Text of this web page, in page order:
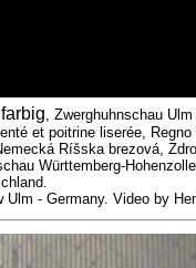
, Zwerghuhnschau Ulm
et poitrine liserée,
Ríšska brezová,
Württemberg-
- Germany. Video by